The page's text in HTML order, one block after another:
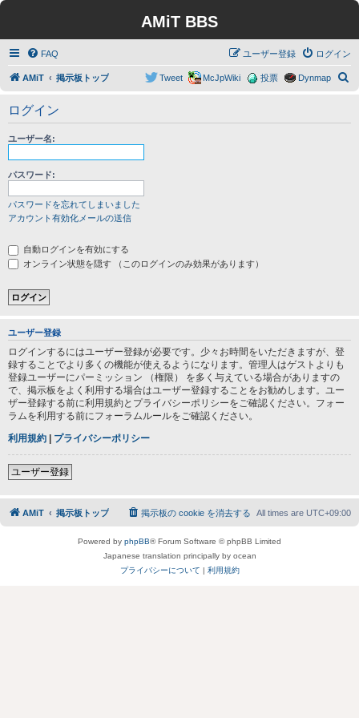
AMiT BBS
FAQ ログイン
ユーザー登録
AMiT 掲示板トップ Dynmap
投票
McJpWiki
Tweet
ログイン
ユーザー名:
パスワード:
パスワードを忘れてしまいました
アカウント有効化メールの送信
自動ログインを有効にする
オンライン状態を隠す （このログインのみ効果があります）
ユーザー登録
ログインするにはユーザー登録が必要です。少々お時間をいただきますが、登
録することでより多くの機能が使えるようになります。管理人はゲストよりも
登録ユーザーにパーミッション （権限） を多く与えている場合がありますの
で、掲示板をよく利用する場合はユーザー登録することをお勧めします。ユー
ザー登録する前に利用規約とプライバシーポリシーをご確認ください。フォー
ラムを利用する前にフォーラムルールをご確認ください。
利用規約 | プライバシーポリシー
ユーザー登録
AMiT 掲示板トップ All times are UTC+09:00
掲示板の cookie を消去する
Powered by phpBB® Forum Software © phpBB Limited
Japanese translation principally by ocean
プライバシーについて | 利用規約